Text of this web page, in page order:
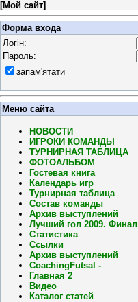
[Мой сайт]
Форма входа
Логін:
Пароль:
запам'ятати
Меню сайта
НОВОСТИ
ИГРОКИ КОМАНДЫ
ТУРНИРНАЯ ТАБЛИЦА
ФОТОАЛЬБОМ
Гостевая книга
Календарь игр
Турнирная таблица
Состав команды
Архив выступлений
Лучший гол 2009. Финал
Статистика
Ссылки
Архив выступлений
CoachingFutsal -
Главная 2
Видео
Каталог статей